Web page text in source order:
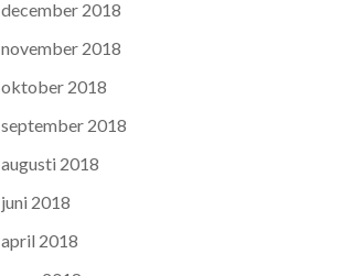
december 2018
november 2018
oktober 2018
september 2018
augusti 2018
juni 2018
april 2018